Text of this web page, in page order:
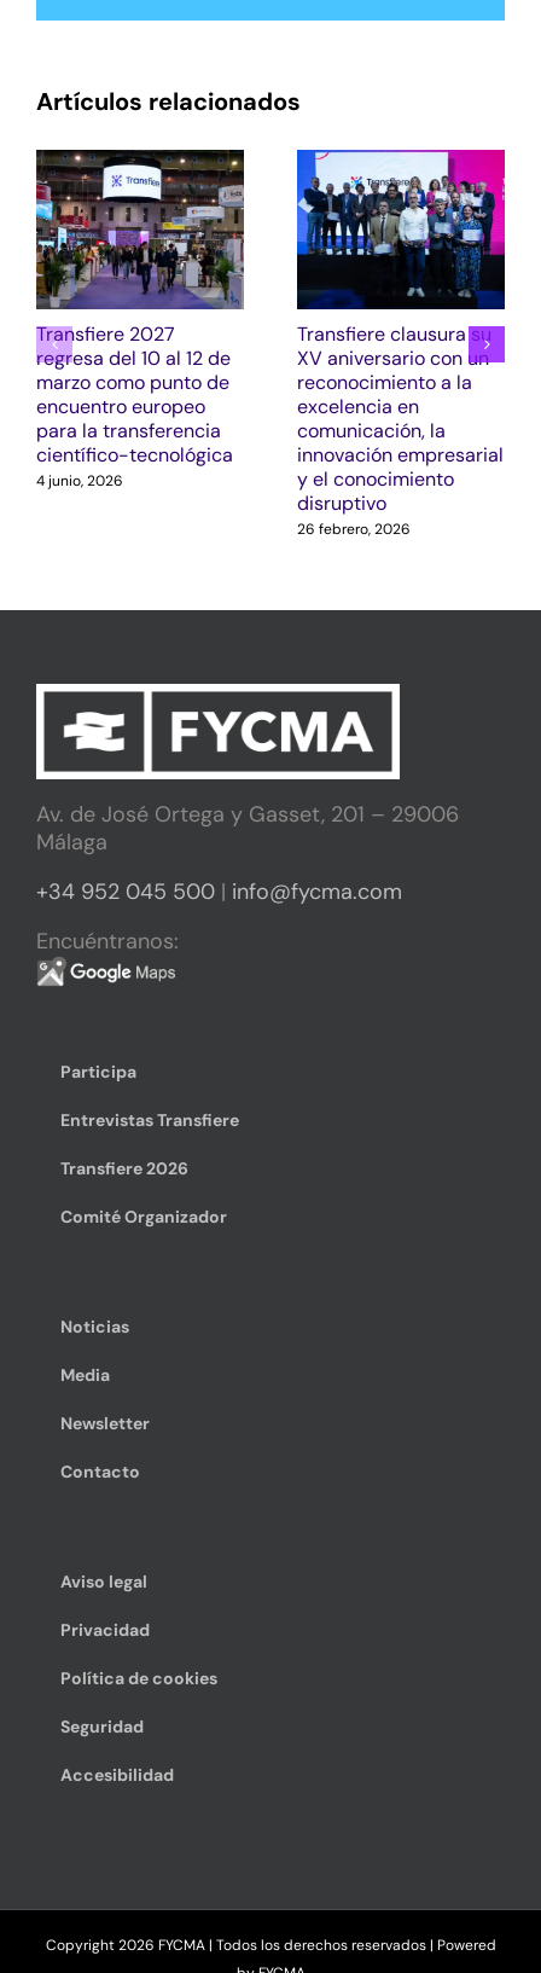
Artículos relacionados
Transfiere 2027
regresa del 10 al 12 de
marzo como punto de
encuentro europeo
para la transferencia
científico-tecnológica
4 junio, 2026
Transfiere clausura su
XV aniversario con un
reconocimiento a la
excelencia en
comunicación, la
innovación empresarial
y el conocimiento
disruptivo
26 febrero, 2026
Av. de José Ortega y Gasset, 201 – 29006
Málaga
+34 952 045 500 | info@fycma.com
Encuéntranos:
Participa
Entrevistas Transfiere
Transfiere 2026
Comité Organizador
Noticias
Media
Newsletter
Contacto
Aviso legal
Privacidad
Política de cookies
Seguridad
Accesibilidad
Copyright2026 FYCMA | Todos los derechos reservados | Powered